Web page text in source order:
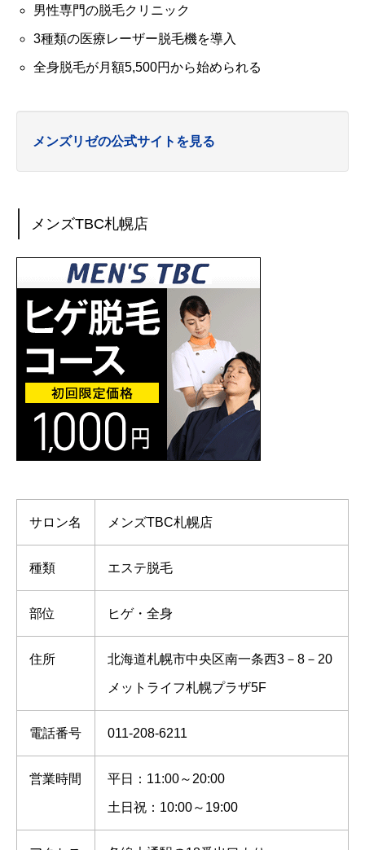
男性専門の脱毛クリニック
3種類の医療レーザー脱毛機を導入
全身脱毛が月額5,500円から始められる
メンズリゼの公式サイトを見る
メンズTBC札幌店
サロン名 メンズTBC札幌店
種類 エステ脱毛
部位 ヒゲ・全身
住所 北海道札幌市中央区南一条西3－8－20
メットライフ札幌プラザ5F
電話番号 011-208-6211
営業時間 平日：11:00～20:00
土日祝：10:00～19:00